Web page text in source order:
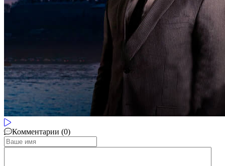
Комментарии (0)